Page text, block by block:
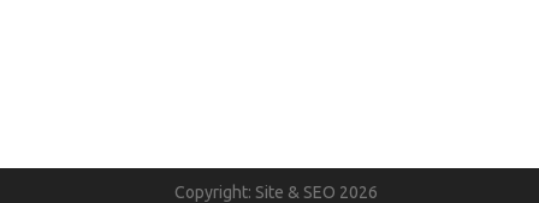
Copyright: Site & SEO 2026